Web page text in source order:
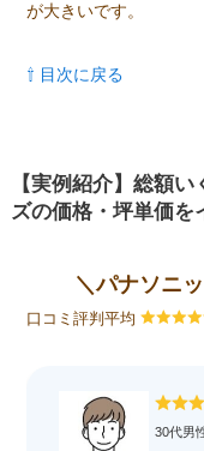
が大きいです。
⇧ 目次に戻る
【実例紹介】総額
ズの価格・坪単価を
＼パナソニ
口コミ評判平均
30代男